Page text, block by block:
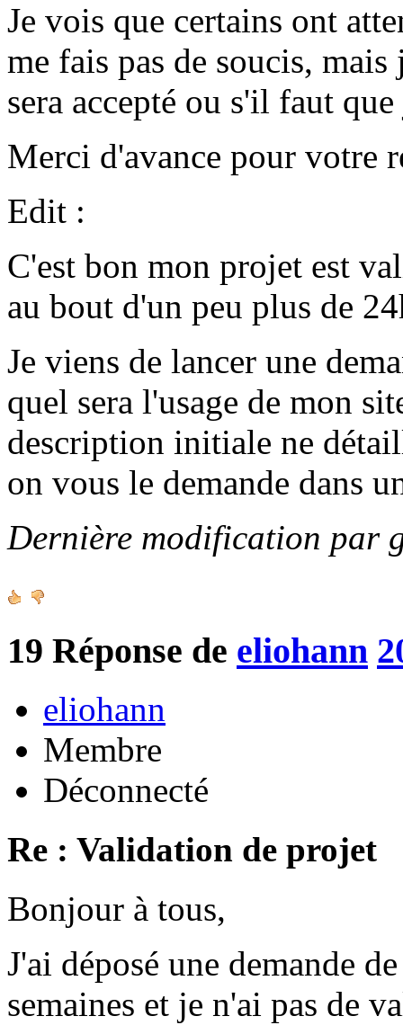
Je vois que certains ont
me fais pas de soucis,
sera accepté ou s'il faut
Merci d'avance pour votre
Edit :
C'est bon mon projet est
au bout d'un peu plus de
Je viens de lancer une
quel sera l'usage de mon
description initiale ne
on vous le demande dans
Dernière modification par
19 Réponse de eliohann
eliohann
Membre
Déconnecté
Re : Validation de projet
Bonjour à tous,
J'ai déposé une demande
semaines et je n'ai pas de